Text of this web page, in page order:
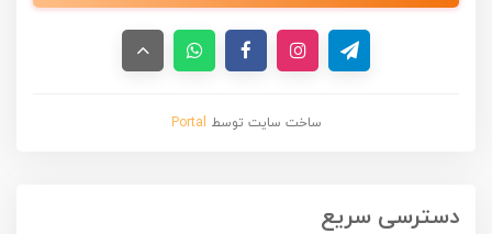
ساخت سایت توسط Portal
دسترسی سریع